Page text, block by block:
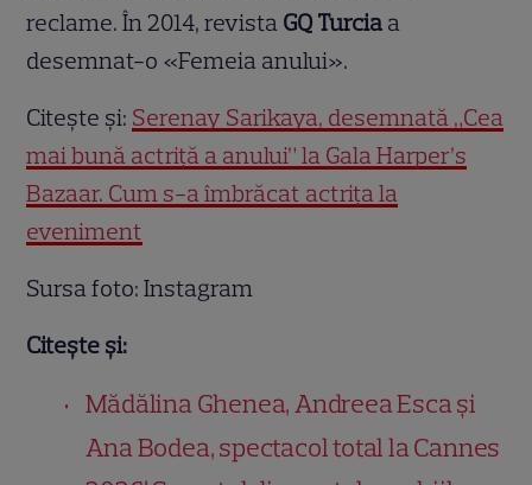
reclame. În 2014, revista GQ Turcia a
desemnat-o «Femeia anului».
Citește și: Serenay Sarikaya, desemnată „Cea
mai bună actriță a anului” la Gala Harper’s
Bazaar. Cum s-a îmbrăcat actrița la
eveniment
Sursa foto: Instagram
Citește și:
Mădălina Ghenea, Andreea Esca și
Ana Bodea, spectacol total la Cannes